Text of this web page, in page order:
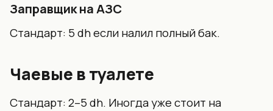
Заправщик на АЗС
Стандарт: 5 dh если налил полный бак.
Чаевые в туалете
Стандарт: 2–5 dh. Иногда уже стоит на